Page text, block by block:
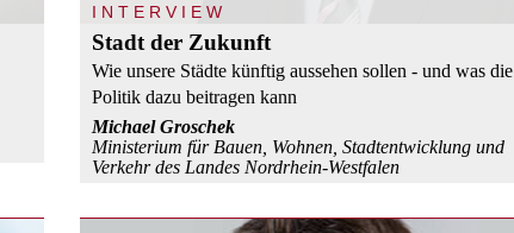
INTERVIEW
Stadt der Zukunft
Wie unsere Städte künftig aussehen sollen - und was die
Politik dazu beitragen kann
Michael Groschek
Ministerium für Bauen, Wohnen, Stadtentwicklung und
Verkehr des Landes Nordrhein-Westfalen